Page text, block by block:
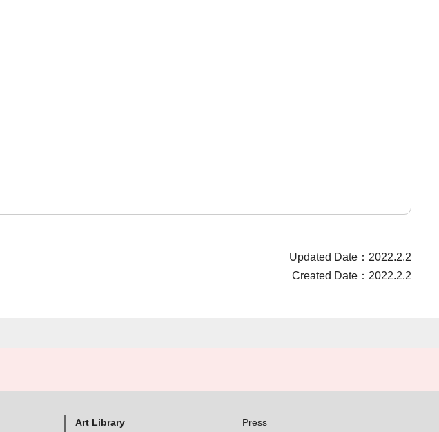
Updated Date：2022.2.2
Created Date：2022.2.2
Art Library
Press